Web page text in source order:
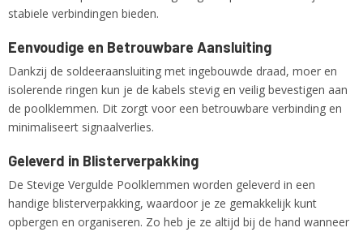
stabiele verbindingen bieden.
Eenvoudige en Betrouwbare Aansluiting
Dankzij de soldeeraansluiting met ingebouwde draad, moer en
isolerende ringen kun je de kabels stevig en veilig bevestigen aan
de poolklemmen. Dit zorgt voor een betrouwbare verbinding en
minimaliseert signaalverlies.
Geleverd in Blisterverpakking
De Stevige Vergulde Poolklemmen worden geleverd in een
handige blisterverpakking, waardoor je ze gemakkelijk kunt
opbergen en organiseren. Zo heb je ze altijd bij de hand wanneer